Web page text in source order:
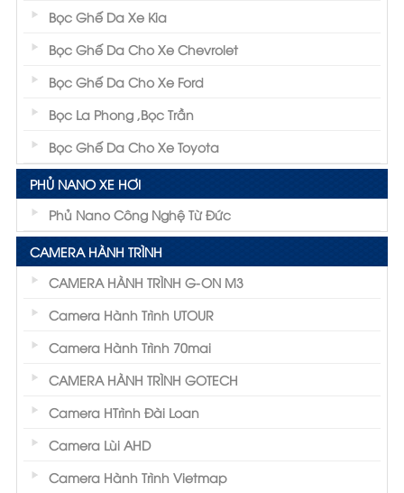
Bọc Ghế Da Xe Kia
Bọc Ghế Da Cho Xe Chevrolet
Bọc Ghế Da Cho Xe Ford
Bọc La Phong ,Bọc Trần
Bọc Ghế Da Cho Xe Toyota
PHỦ NANO XE HƠI
Phủ Nano Công Nghệ Từ Đức
CAMERA HÀNH TRÌNH
CAMERA HÀNH TRÌNH G-ON M3
Camera Hành Trình UTOUR
Camera Hành Trình 70mai
CAMERA HÀNH TRÌNH GOTECH
Camera HTrình Đài Loan
Camera Lùi AHD
Camera Hành Trình Vietmap